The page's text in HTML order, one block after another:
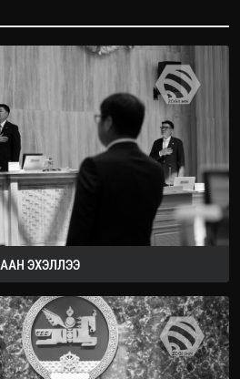
ЭХЭЛЛЭЭ